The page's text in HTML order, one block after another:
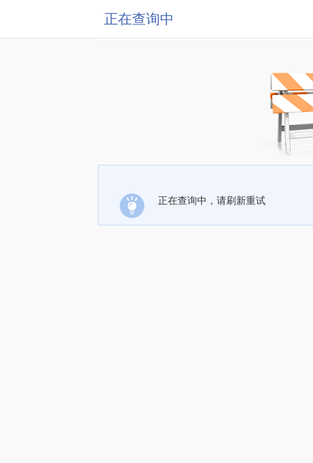
正在查询中
正在查询中，请刷新重试